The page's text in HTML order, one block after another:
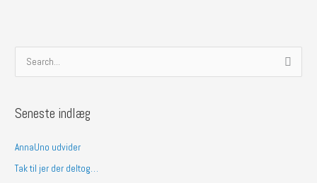
e
f
Seneste indlæg
AnnaUno udvider
Tak til jer der deltog…